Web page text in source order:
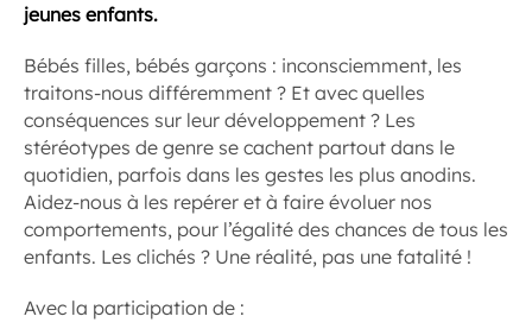
jeunes enfants.
Bébés filles, bébés garçons : inconsciemment, les
traitons-nous différemment ? Et avec quelles
conséquences sur leur développement ? Les
stéréotypes de genre se cachent partout dans le
quotidien, parfois dans les gestes les plus anodins.
Aidez-nous à les repérer et à faire évoluer nos
comportements, pour l’égalité des chances de tous les
enfants. Les clichés ? Une réalité, pas une fatalité !
Avec la participation de :